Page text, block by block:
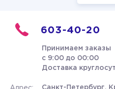
603-40-20
Принимаем заказы
с 9:00 до 00:00
Доставка
Санкт-Петербург,